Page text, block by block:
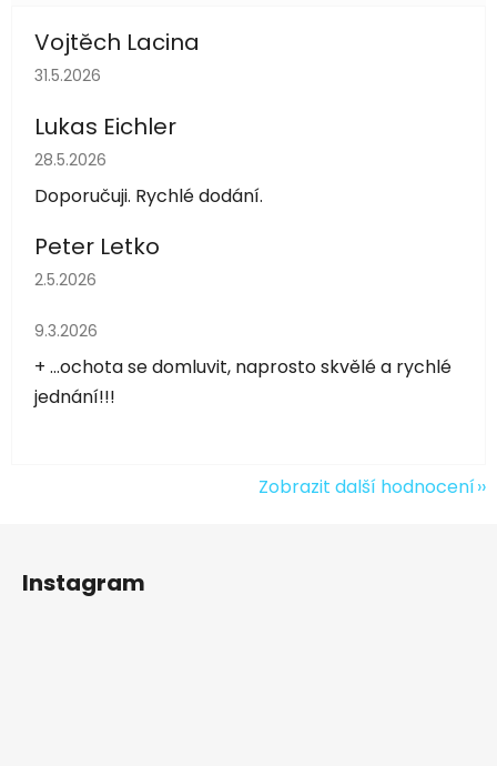
Vojtěch Lacina
Hodnocení obchodu je 5 z 5 hvězdiček.
31.5.2026
Lukas Eichler
Hodnocení obchodu je 5 z 5 hvězdiček.
28.5.2026
Doporučuji. Rychlé dodání.
Peter Letko
Hodnocení obchodu je 5 z 5 hvězdiček.
2.5.2026
Hodnocení obchodu je 5 z 5 hvězdiček.
9.3.2026
+ ...ochota se domluvit, naprosto skvělé a rychlé
jednání!!!
Zobrazit další hodnocení
Instagram